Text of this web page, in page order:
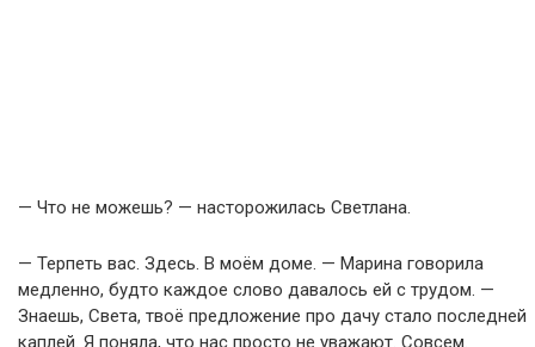
— Что не можешь? — насторожилась Светлана.
— Терпеть вас. Здесь. В моём доме. — Марина говорила
медленно, будто каждое слово давалось ей с трудом. —
Знаешь, Света, твоё предложение про дачу стало последней
каплей. Я поняла, что нас просто не уважают. Совсем.